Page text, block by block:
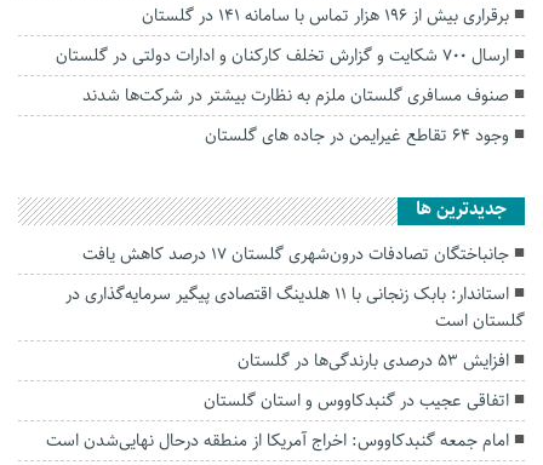
برقراری بیش از ۱۹۶ هزار تماس با سامانه ۱۴۱ در گلستان
ارسال ۷۰۰ شکایت و گزارش تخلف کارکنان و ادارات دولتی در گلستان
صنوف مسافری گلستان ملزم به نظارت بیشتر در شرکت‌ها شدند
وجود ۶۴ تقاطع غیرایمن در جاده های گلستان
جديدترين ها
جانباختگان تصادفات درون‌شهری گلستان ۱۷ درصد کاهش یافت
استاندار: بابک زنجانی با ۱۱ هلدینگ اقتصادی پیگیر سرمایه‌گذاری در
گلستان است
افزایش ۵۳ درصدی بارندگی‌ها در گلستان
اتفاقی عجیب در‌ گنبدکاووس و استان گلستان
امام جمعه گنبدکاووس: اخراج آمریکا از منطقه درحال نهایی‌شدن است